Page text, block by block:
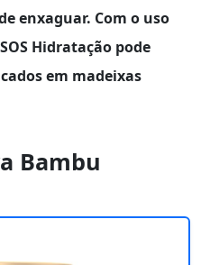
enxaguar. Com o uso
Hidratação pode
em madeixas
Bambu